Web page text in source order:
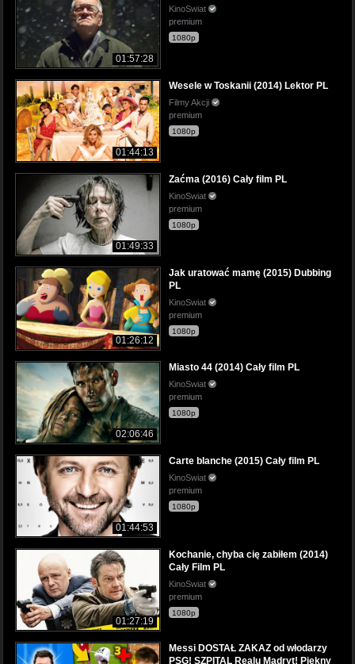
01:57:28
KinoSwiat
premium
1080p
01:44:13
Wesele w Toskanii (2014) Lektor PL
Filmy Akcji
premium
1080p
01:49:33
Zaćma (2016) Cały film PL
KinoSwiat
premium
1080p
01:26:12
Jak uratować mamę (2015) Dubbing
PL
KinoSwiat
premium
1080p
02:06:46
Miasto 44 (2014) Cały film PL
KinoSwiat
premium
1080p
01:44:53
Carte blanche (2015) Cały film PL
KinoSwiat
premium
1080p
01:27:19
Kochanie, chyba cię zabiłem (2014)
Cały Film PL
KinoSwiat
premium
1080p
Messi DOSTAŁ ZAKAZ od włodarzy
PSG! SZPITAL Realu Madryt! Piękny